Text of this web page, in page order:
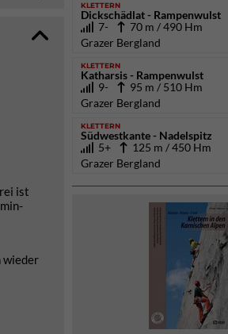
ist
wieder
KLETTERN
Dickschädlat - Rampenwulst
7-
70 m / 490 Hm
Grazer Bergland
KLETTERN
Katharsis - Rampenwulst
9-
95 m / 510 Hm
Grazer Bergland
KLETTERN
Südwestkante - Nadelspitz
5+
125 m / 450 Hm
Grazer Bergland